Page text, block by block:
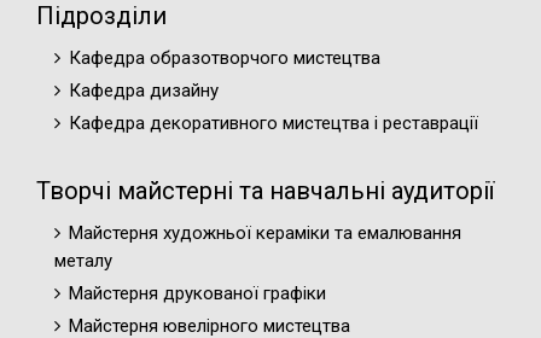
Підрозділи
Кафедра образотворчого мистецтва
Кафедра дизайну
Кафедра декоративного мистецтва і реставрації
Творчі майстерні та навчальні аудиторії
Майстерня художньої кераміки та емалювання
металу
Майстерня друкованої графіки
Майстерня ювелірного мистецтва